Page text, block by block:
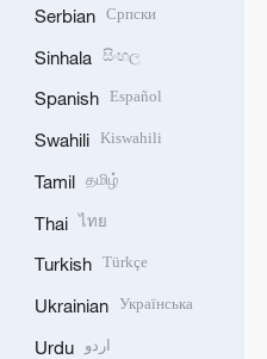
Serbian Српски
Sinhala සිංහල
Spanish Español
Swahili Kiswahili
Tamil தமிழ்
Thai ไทย
Turkish Türkçe
Ukrainian Українська
Urdu اردو